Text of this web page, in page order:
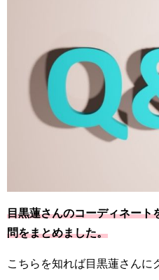
目黒蓮さんのコーディネート
問をまとめました。
こちらを知れば目黒蓮さんに